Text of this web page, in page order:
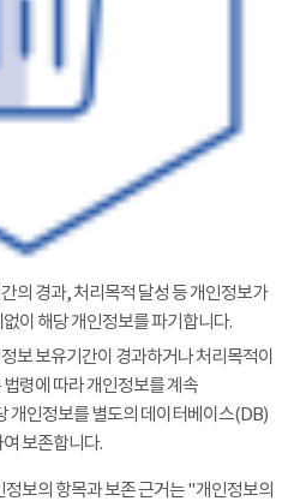
의 경과, 처리목적 달성 등 개인정보가
이 해당 개인정보를 파기합니다.
보 보유기간이 경과하거나 처리목적이
령에 따라 개인정보를 계속
개인정보를 별도의 데이터베이스(DB)
보존합니다.
보의 항목과 보존 근거는 "개인정보의